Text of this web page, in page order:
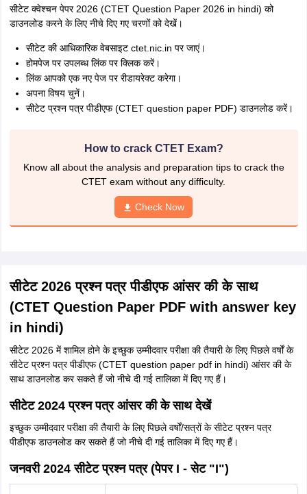
सीटेट क्वेश्चन पेपर 2026 (CTET Question Paper 2026 in hindi) को
डाउनलोड करने के लिए नीचे दिए गए चरणों को देखें।
सीटेट की आधिकारिक वेबसाइट ctet.nic.in पर जाएं।
होमपेज पर उपलब्ध लिंक पर क्लिक करें।
लिंक आपको एक नए पेज पर रीडायरेक्ट करेगा।
अपना विषय चुनें।
सीटेट प्रश्न पत्र पीडीएफ (CTET question paper PDF) डाउनलोड करें।
How to crack CTET Exam?
Know all about the analysis and preparation tips to crack the
CTET exam without any difficulty.
Check Now
सीटेट 2026 प्रश्न पत्र पीडीएफ आंसर की के साथ
(CTET Question Paper PDF with answer key
in hindi)
सीटेट 2026 में शामिल होने के इच्छुक उम्मीदवार परीक्षा की तैयारी के लिए पिछले वर्षों के
सीटेट प्रश्न पत्र पीडीएफ (CTET question paper pdf in hindi) आंसर की के
साथ डाउनलोड कर सकते हैं जो नीचे दी गई तालिका में दिए गए हैं।
सीटेट 2024 प्रश्न पत्र आंसर की के साथ देखें
इच्छुक उम्मीदवार परीक्षा की तैयारी के लिए पिछले वर्षों/सत्रों के सीटेट प्रश्न पत्र
पीडीएफ डाउनलोड कर सकते हैं जो नीचे दी गई तालिका में दिए गए हैं।
जनवरी 2024 सीटेट प्रश्न पत्र (पेपर I - सेट "I")